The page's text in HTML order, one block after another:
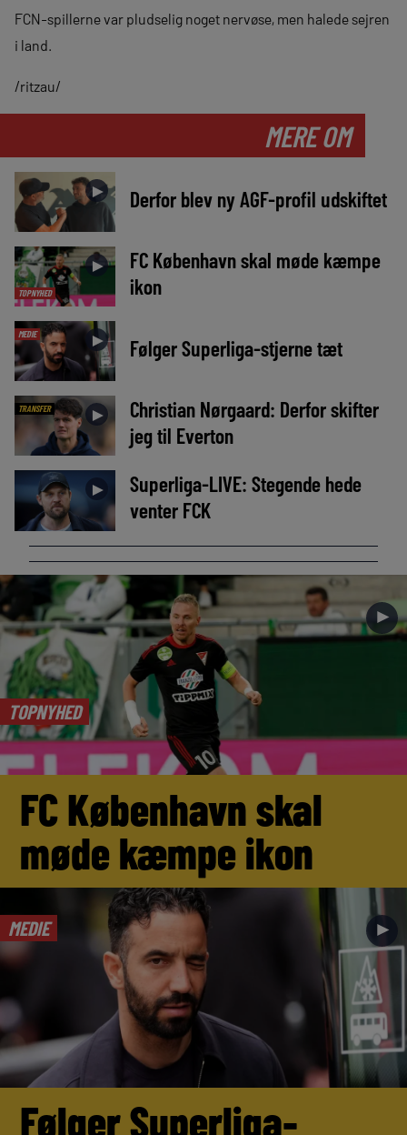
FCN-spillerne var pludselig noget nervøse, men halede sejren
i land.
/ritzau/
MERE OM
► Derfor blev ny AGF-profil udskiftet
TOPNYHED
►
FC København skal møde kæmpe
ikon
MEDIE ► Følger Superliga-stjerne tæt
TRANSFER ►
Christian Nørgaard: Derfor skifter
jeg til Everton
►
Superliga-LIVE: Stegende hede
venter FCK
TOPNYHED
►
FC København skal
møde kæmpe ikon
MEDIE ►
Følger Superliga-